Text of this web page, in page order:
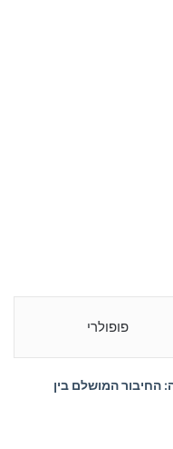
פופולרי
החיבור המושלם בין